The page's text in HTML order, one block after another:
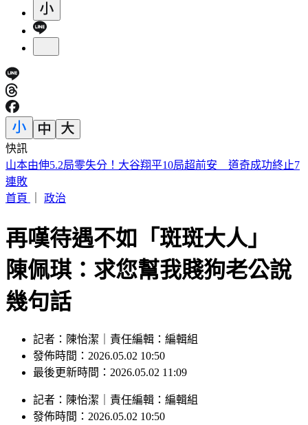
快訊
濱海作戰區指揮部首次參訓！驗證近岸打擊、反制共軍登陸
首頁
再嘆待遇不如「斑斑大人」
陳佩琪：求您幫我賤狗老公說
幾句話
發佈時間：2026.05.02 10:50
最後更新時間：2026.05.02 11:09
發佈時間：2026.05.02 10:50
最後更新時間：2026.05.02 11:09